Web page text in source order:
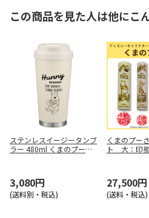
この商品を見た人は他にこ
ステンレスイージータンブ
ラー 480ml くまのプーさ
3,080円
(送料別・税込)
くまのプー
ト 大：印
27,500円
(送料・税込)